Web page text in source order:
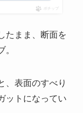
ポチップ
たまま、断面を
、表面のすべり
ットになってい